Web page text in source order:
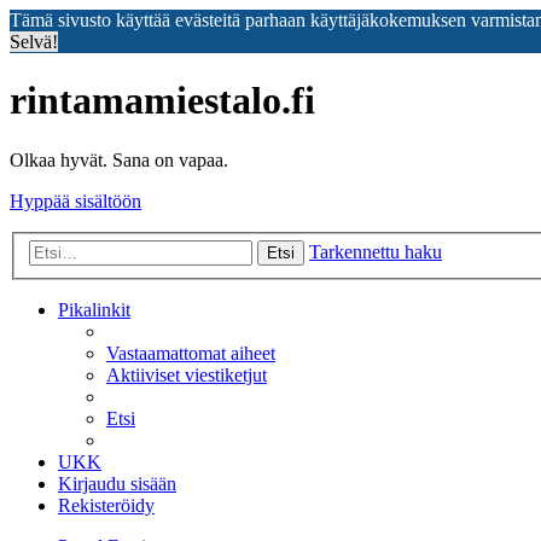
Tämä sivusto käyttää evästeitä parhaan käyttäjäkokemuksen
Selvä!
rintamamiestalo.fi
Olkaa hyvät. Sana on vapaa.
Hyppää sisältöön
Etsi Tarkennettu haku
Pikalinkit
Vastaamattomat aiheet
Aktiiviset viestiketjut
Etsi
UKK
Kirjaudu sisään
Rekisteröidy